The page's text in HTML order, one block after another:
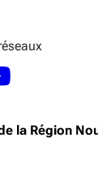
DANS UNE NOUVELLE
DANS UNEDANS UNE
- OUVERTURE DANS
la Région